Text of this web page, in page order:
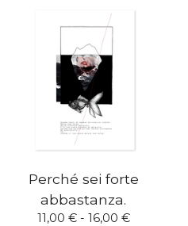
Perché sei forte
abbastanza.
11,00 €- 16,00 €